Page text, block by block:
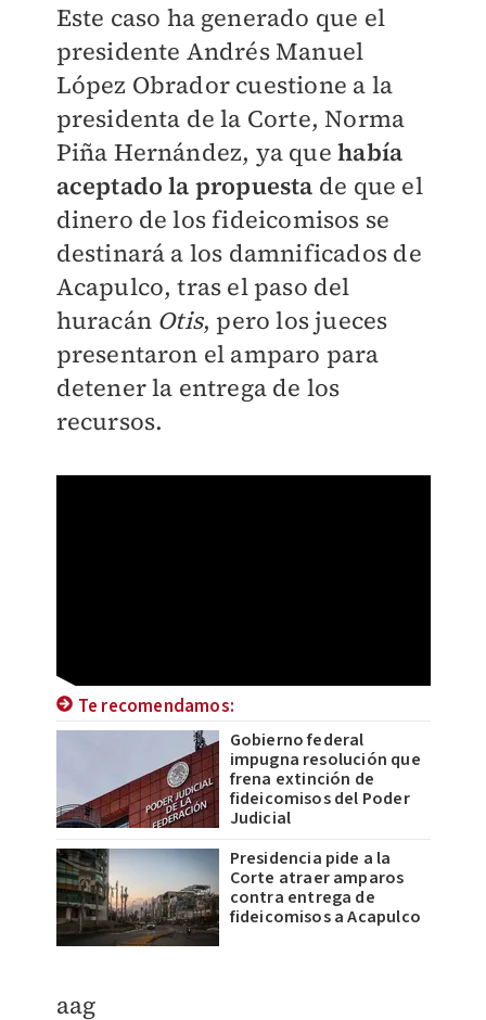
Este caso ha generado que el
presidente Andrés Manuel
López Obrador cuestione a la
presidenta de la Corte, Norma
Piña Hernández, ya quehabía
aceptado la propuesta de que el
dinero de los fideicomisos se
destinará a los damnificados de
Acapulco, tras el paso del
huracán Otis, pero los jueces
presentaron el amparo para
detener la entrega de los
recursos.
Te recomendamos:
Gobierno federal
impugna resolución que
frena extinción de
fideicomisos del Poder
Judicial
Presidencia pide a la
Corte atraer amparos
contra entrega de
fideicomisos a Acapulco
aag